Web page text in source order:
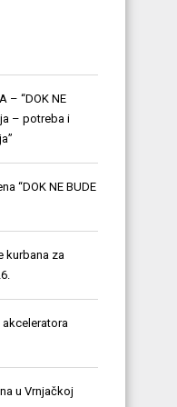
– “DOK NE
– potreba i
“DOK NE BUDE
kurbana za
akceleratora
u Vrnjačkoj